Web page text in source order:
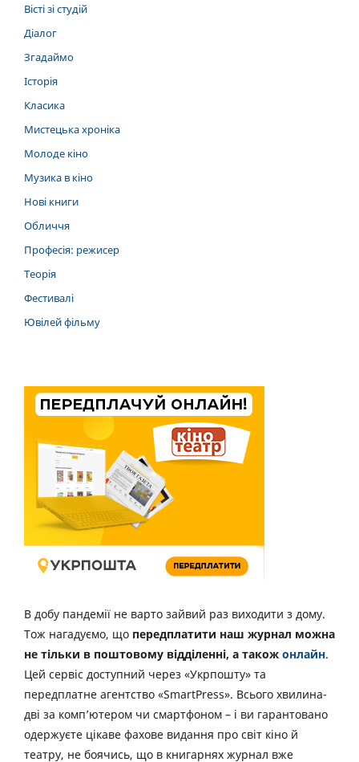
Вісті зі студій
Діалог
Згадаймо
Історія
Класика
Мистецька хроніка
Молоде кіно
Музика в кіно
Нові книги
Обличчя
Професія: режисер
Теорія
Фестивалі
Ювілей фільму
В добу пандемії не варто зайвий раз виходити з дому.
Тож нагадуємо, що передплатити наш журнал можна
не тільки в поштовому відділенні, а також онлайн.
Цей сервіс доступний через «Укрпошту» та
передплатне агентство «SmartPress». Всього хвилина-
дві за комп’ютером чи смартфоном – і ви гарантовано
одержуєте цікаве фахове видання про світ кіно й
театру, не боячись, що в книгарнях журнал вже